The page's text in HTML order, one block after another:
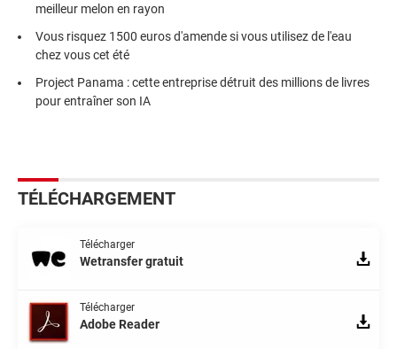
meilleur melon en rayon
Vous risquez 1500 euros d'amende si vous utilisez de l'eau
chez vous cet été
Project Panama : cette entreprise détruit des millions de livres
pour entraîner son IA
TÉLÉCHARGEMENT
Télécharger
Wetransfer gratuit
Télécharger
Adobe Reader